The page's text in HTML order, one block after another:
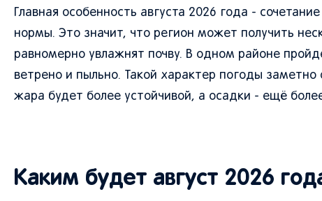
Главная особенность августа 2026 года -
нормы. Это значит, что регион может получить
равномерно увлажнят почву. В одном районе
ветрено и пыльно. Такой характер погоды
жара будет более устойчивой, а осадки - ещё
Каким будет август 2026